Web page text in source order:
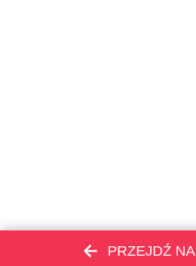
PRZEJDŹ NA